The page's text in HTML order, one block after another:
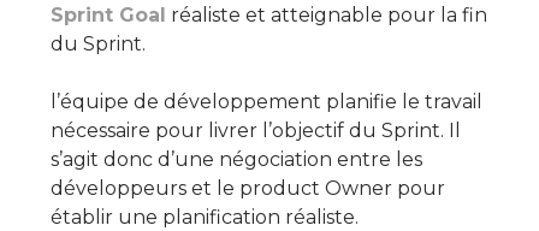
Sprint Goal réaliste et atteignable pour la fin
du Sprint.
l’équipe de développement planifie le travail
nécessaire pour livrer l’objectif du Sprint. Il
s’agit donc d’une négociation entre les
développeurs et le product Owner pour
établir une planification réaliste.